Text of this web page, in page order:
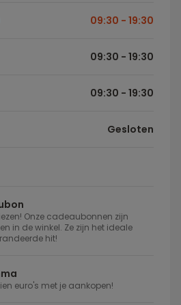
09:30 - 19:30
09:30 - 19:30
09:30 - 19:30
Gesloten
Onze cadeaubonnen zijn
in de winkel. Ze zijn het ideale
hit!
euro's met je aankopen!